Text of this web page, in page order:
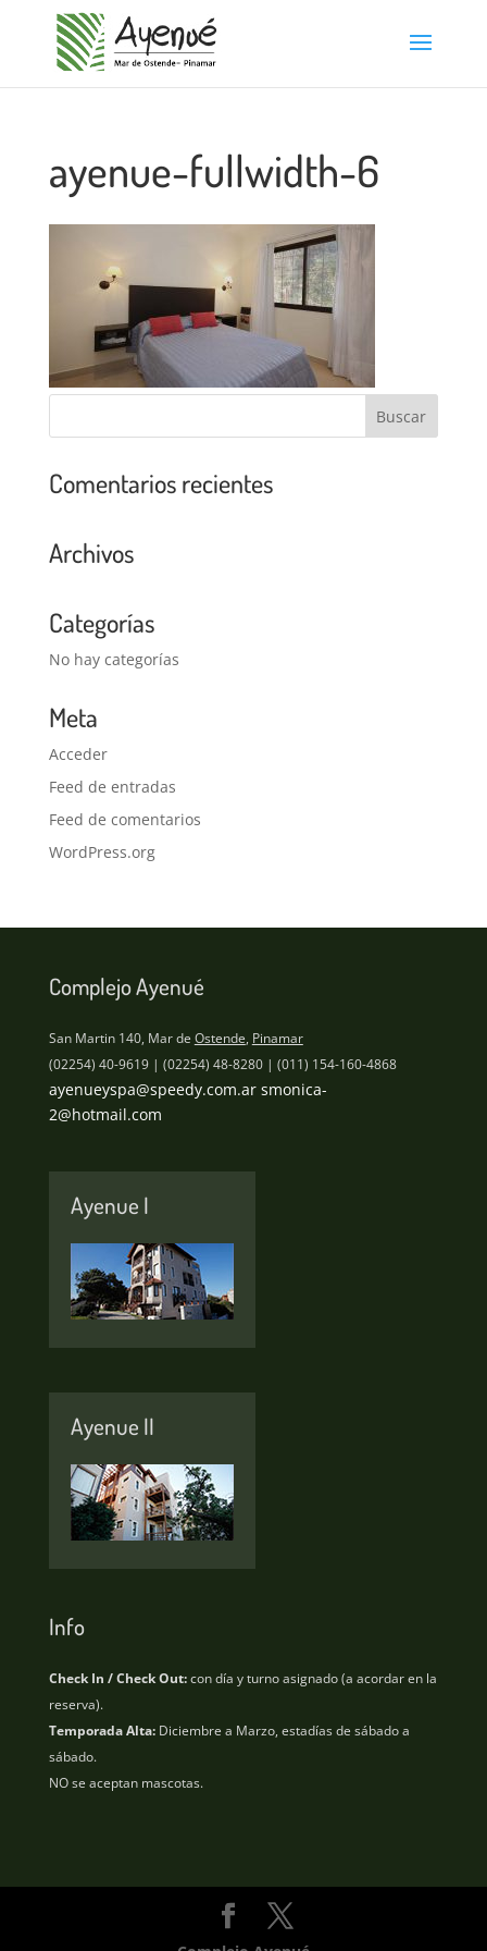
ayenue-fullwidth-6
Comentarios recientes
Archivos
Categorías
No hay categorías
Meta
Acceder
Feed de entradas
Feed de comentarios
WordPress.org
Complejo Ayenué
San Martin 140, Mar de Ostende, Pinamar
(02254) 40-9619 | (02254) 48-8280 | (011) 154-160-4868
ayenueyspa@speedy.com.ar smonica-
2@hotmail.com
Ayenue I
Ayenue II
Info
Check In / Check Out:con día y turno asignado (a acordar en la
reserva).
Temporada Alta:Diciembre a Marzo, estadías de sábado a
sábado.
NO se aceptan mascotas.